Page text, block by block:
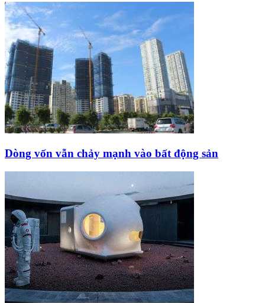
Dòng vốn vẫn chảy mạnh vào bất động sản